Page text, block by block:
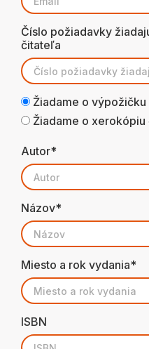
Číslo požiadavky
čitateľa
Žiadame o výpožičku
Žiadame o xerokópiu
Autor*
Názov*
Miesto a rok vydania*
ISBN